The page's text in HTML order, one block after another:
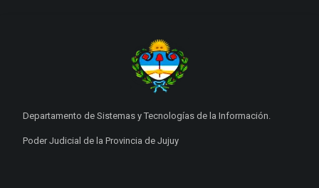
Departamento de Sistemas y Tecnologías de la Información.
Poder Judicial de la Provincia de Jujuy